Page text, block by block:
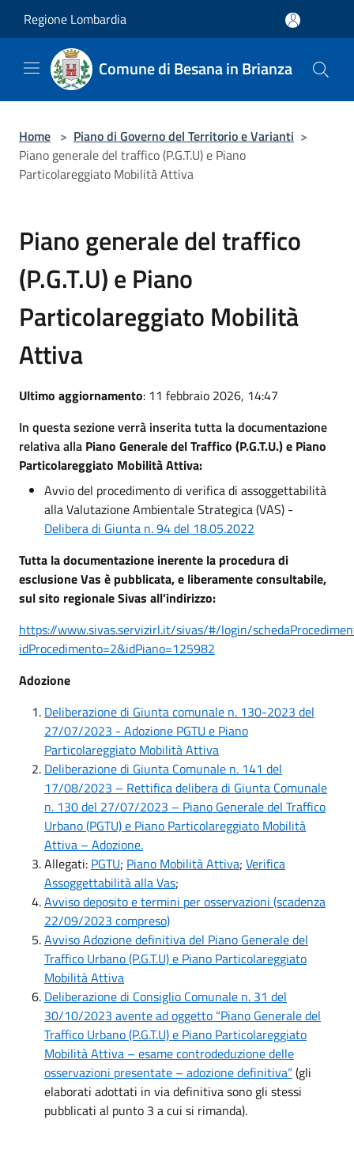
Regione Lombardia
Comune di Besana in Brianza
Home > Piano di Governo del Territorio e Varianti >
Piano generale del traffico (P.G.T.U) e Piano
Particolareggiato Mobilità Attiva
Piano generale del traffico
(P.G.T.U) e Piano
Particolareggiato Mobilità
Attiva
Ultimo aggiornamento: 11 febbraio 2026, 14:47
In questa sezione verrà inserita tutta la documentazione
relativa alla Piano Generale del Traffico (P.G.T.U.) e Piano
Particolareggiato Mobilità Attiva:
Avvio del procedimento di verifica di assoggettabilità
alla Valutazione Ambientale Strategica (VAS) -
Delibera di Giunta n. 94 del 18.05.2022
Tutta la documentazione inerente la procedura di
esclusione Vas è pubblicata, e liberamente consultabile,
sul sito regionale Sivas all’indirizzo:
https://www.sivas.servizirl.it/sivas/#/login/
idProcedimento=2&idPiano=125982
Adozione
Deliberazione di Giunta comunale n. 130-2023 del
27/07/2023 - Adozione PGTU e Piano
Particolareggiato Mobilità Attiva
Deliberazione di Giunta Comunale n. 141 del
17/08/2023 – Rettifica delibera di Giunta Comunale
n. 130 del 27/07/2023 – Piano Generale del Traffico
Urbano (PGTU) e Piano Particolareggiato Mobilità
Attiva – Adozione.
Allegati: PGTU; Piano Mobilità Attiva; Verifica
Assoggettabilità alla Vas;
Avviso deposito e termini per osservazioni (scadenza
22/09/2023 compreso)
Avviso Adozione definitiva del Piano Generale del
Traffico Urbano (P.G.T.U) e Piano Particolareggiato
Mobilità Attiva
Deliberazione di Consiglio Comunale n. 31 del
30/10/2023 avente ad oggetto “Piano Generale del
Traffico Urbano (P.G.T.U) e Piano Particolareggiato
Mobilità Attiva – esame controdeduzione delle
osservazioni presentate – adozione definitiva”(gli
elaborati adottati in via definitiva sono gli stessi
pubblicati al punto 3 a cui si rimanda).